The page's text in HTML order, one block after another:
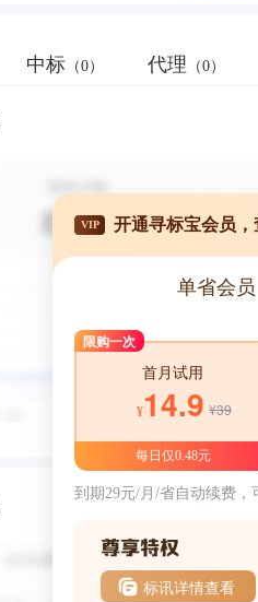
中标 （0） 代理 （0）
VIP 开通寻标宝会员
单省会员
限购一次
首月试用
¥14.9 ¥39
每日仅0.48元
到期29元/月/省自动续费，
标讯详情查看